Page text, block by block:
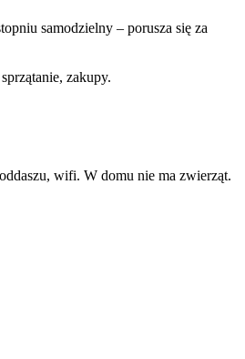
samodzielny – porusza się za
zakupy.
wifi. W domu nie ma zwierząt.